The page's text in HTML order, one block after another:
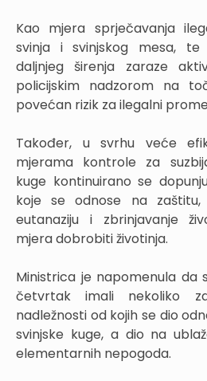
Kao mjera sprječavanja
svinja i svinjskog mesa, te
daljnjeg širenja zaraze
policijskim nadzorom na
povećan rizik za ilegalni
Također, u svrhu veće
mjerama kontrole za
kuge kontinuirano se
koje se odnose na zaštitu,
eutanaziju i zbrinjavanje
mjera dobrobiti životinja.
Ministrica je napomenula da
četvrtak imali nekoliko
nadležnosti od kojih se dio
svinjske kuge, a dio na
elementarnih nepogoda.